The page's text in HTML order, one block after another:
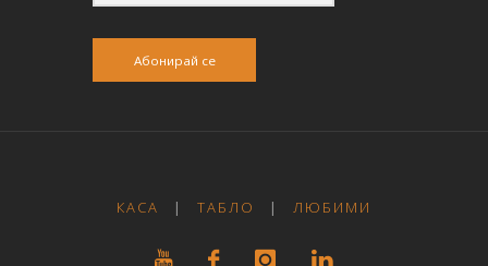
Абонирай се
КАСА | ТАБЛО | ЛЮБИМИ